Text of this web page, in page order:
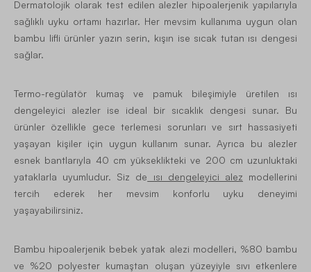
Dermatolojik olarak test edilen alezler hipoalerjenik yapılarıyla
sağlıklı uyku ortamı hazırlar. Her mevsim kullanıma uygun olan
bambu lifli ürünler yazın serin, kışın ise sıcak tutan ısı dengesi
sağlar.
Termo-regülatör kumaş ve pamuk bileşimiyle üretilen ısı
dengeleyici alezler ise ideal bir sıcaklık dengesi sunar. Bu
ürünler özellikle gece terlemesi sorunları ve sırt hassasiyeti
yaşayan kişiler için uygun kullanım sunar. Ayrıca bu alezler
esnek bantlarıyla 40 cm yükseklikteki ve 200 cm uzunluktaki
yataklarla uyumludur. Siz de ısı dengeleyici alez modellerini
tercih ederek her mevsim konforlu uyku deneyimi
yaşayabilirsiniz.
Bambu hipoalerjenik bebek yatak alezi modelleri, %80 bambu
ve %20 polyester kumaştan oluşan yüzeyiyle sıvı etkenlere